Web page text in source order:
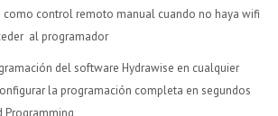
como control remoto manual cuando no haya wifi
al programador
del software Hydrawise en cualquier
la programación completa en segundos
Programming
a la forma más ágil de comprar!
3 cuotas sin recargo o hasta en 12
a la forma más ágil de comprar!
3 cuotas sin recargo o hasta en 12